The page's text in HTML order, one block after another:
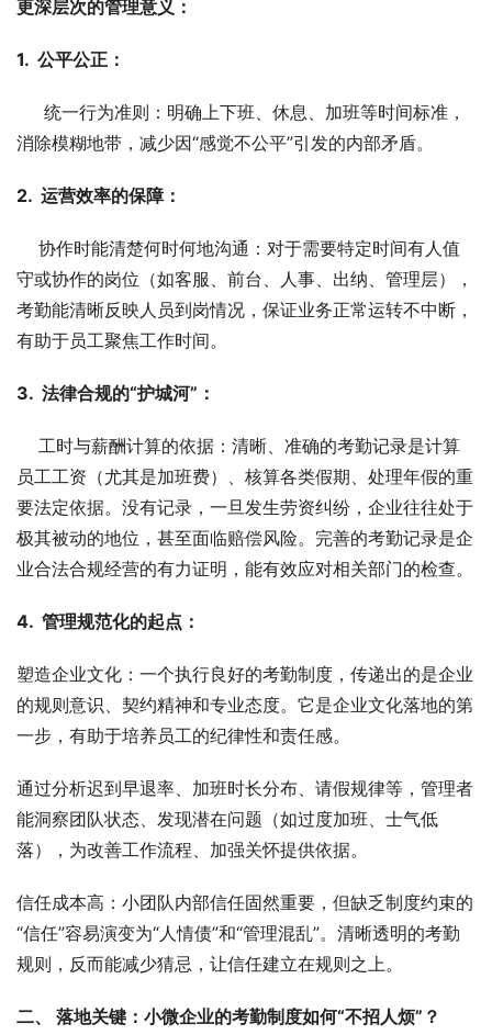
更深层次的管理意义：
1.  公平公正：
统一行为准则：明确上下班、休息、加班等时间标准，
消除模糊地带，减少因“感觉不公平”引发的内部矛盾。
2.  运营效率的保障：
协作时能清楚何时何地沟通：对于需要特定时间有人值
守或协作的岗位（如客服、前台、人事、出纳、管理层），
考勤能清晰反映人员到岗情况，保证业务正常运转不中断，
有助于员工聚焦工作时间。
3.  法律合规的“护城河”：
工时与薪酬计算的依据：清晰、准确的考勤记录是计算
员工工资（尤其是加班费）、核算各类假期、处理年假的重
要法定依据。没有记录，一旦发生劳资纠纷，企业往往处于
极其被动的地位，甚至面临赔偿风险。完善的考勤记录是企
业合法合规经营的有力证明，能有效应对相关部门的检查。
4.  管理规范化的起点：
塑造企业文化：一个执行良好的考勤制度，传递出的是企业
的规则意识、契约精神和专业态度。它是企业文化落地的第
一步，有助于培养员工的纪律性和责任感。
通过分析迟到早退率、加班时长分布、请假规律等，管理者
能洞察团队状态、发现潜在问题（如过度加班、士气低
落），为改善工作流程、加强关怀提供依据。
信任成本高：小团队内部信任固然重要，但缺乏制度约束的
“信任”容易演变为“人情债”和“管理混乱”。清晰透明的考勤
规则，反而能减少猜忌，让信任建立在规则之上。
二、 落地关键：小微企业的考勤制度如何“不招人烦”？